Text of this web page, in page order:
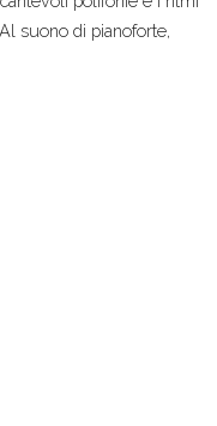
suono di pianoforte,